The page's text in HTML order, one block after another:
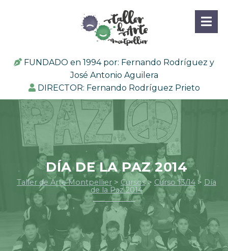
FUNDADO en 1994 por: Fernando Rodríguez y
José Antonio Aguilera
DIRECTOR: Fernando Rodríguez Prieto
DÍA DE LA PAZ 2014
Taller de Arte Montpellier > Cursos> Curso 13/14 > Día
de la Paz 2014